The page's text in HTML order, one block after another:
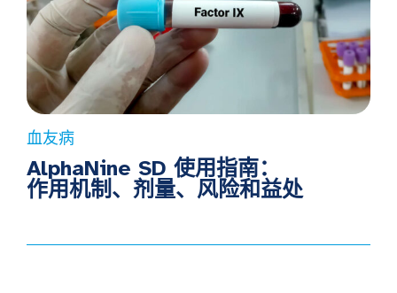
血友病
AlphaNine SD 使用指南：
作用机制、剂量、风险和益处